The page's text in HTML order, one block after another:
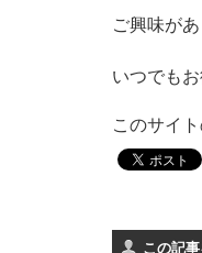
ご興味が
いつでも
このサイ
この記